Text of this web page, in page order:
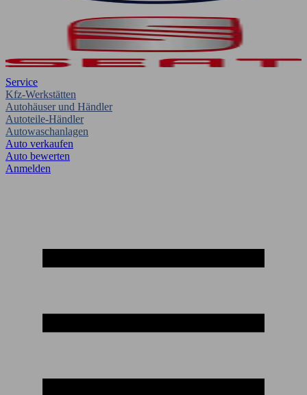
Service
Kfz-Werkstätten
Autohäuser und Händler
Autoteile-Händler
Autowaschanlagen
Auto verkaufen
Auto bewerten
Anmelden